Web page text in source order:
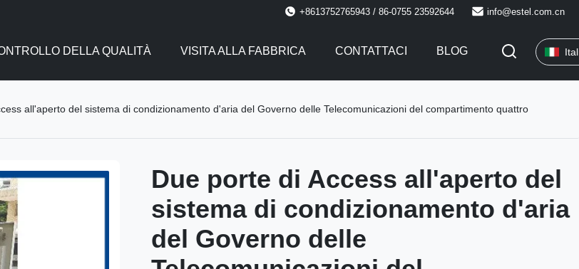
+8613752765943 / 86-0755 23592644 info@estel.com.cn
DELLA QUALITÀ VISITA ALLA FABBRICA CONTATTACI BLOG
all'aperto del sistema di condizionamento d'aria del Governo delle Telecomunicazioni del compartimento quattro
Due porte di Access all'aperto del
sistema di condizionamento d'aria
del Governo delle